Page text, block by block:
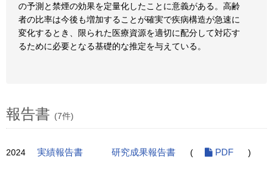
の予測と禁煙の効果を定量化したことに意義がある。高齢
者の比率は今後も増加することが確実で疾病構造が急速に
変化するとき、限られた医療資源を適切に配分して対応す
るために必要となる基礎的な推定を与えている。
報告書 (7件)
2024 実績報告書 研究成果報告書 ( PDF )